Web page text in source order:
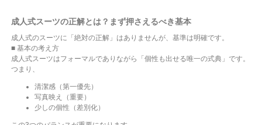
成人式スーツの正解とは？まず押さえるべき基本
成人式のスーツに「絶対の正解」はありませんが、基準は明確です。
■ 基本の考え方
成人式スーツはフォーマルでありながら「個性も出せる唯一の式典」です。
つまり、
清潔感（第一優先）
写真映え（重要）
少しの個性（差別化）